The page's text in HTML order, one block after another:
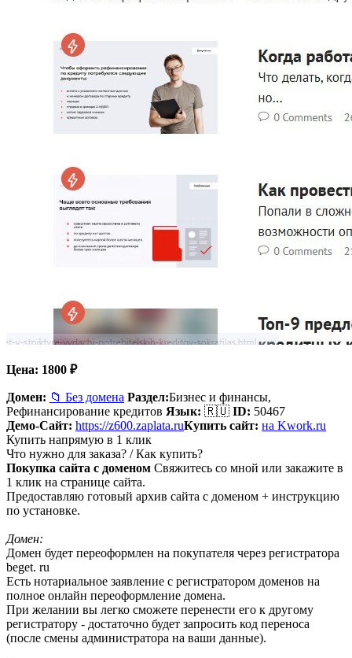
Цена: 1800 ₽
Домен: 📁 Без домена Раздел:Бизнес и финансы,
Рефинансирование кредитов Язык: 🇷🇺 ID: 50467
Демо-Сайт: https://z600.zaplata.ruКупить сайт: на Kwork.ru
Купить напрямую в 1 клик
Что нужно для заказа? / Как купить?
Покупка сайта с доменом Свяжитесь со мной или закажите в
1 клик на странице сайта.
Предоставляю готовый архив сайта с доменом + инструкцию
по установке.
Домен:
Домен будет переоформлен на покупателя через регистратора
beget. ru
Есть нотариальное заявление с регистратором доменов на
полное онлайн переоформление домена.
При желании вы легко сможете перенести его к другому
регистратору - достаточно будет запросить код переноса
(после смены администратора на ваши данные).